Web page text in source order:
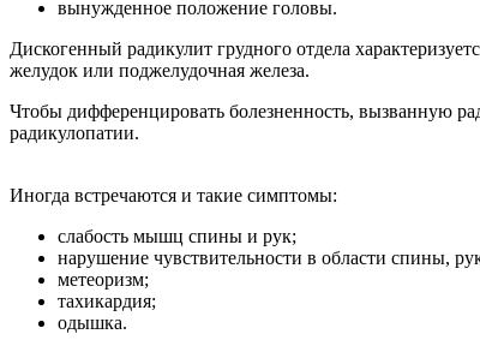
вынужденное положение головы.
Дискогенный радикулит грудного отдела
желудок или поджелудочная железа.
Чтобы дифференцировать болезненность, вызванную
радикулопатии.
Иногда встречаются и такие симптомы:
слабость мышц спины и рук;
нарушение чувствительности в области спины,
метеоризм;
тахикардия;
одышка.